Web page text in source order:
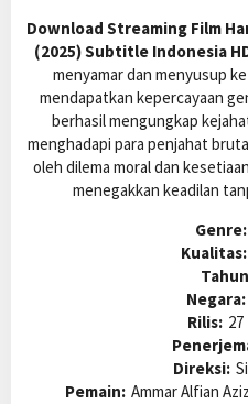
Download Streaming Film
(2025) Subtitle Indonesia
menyamar dan menyusup
mendapatkan kepercayaan
berhasil mengungkap
menghadapi para penjahat
oleh dilema moral dan
menegakkan keadilan
Genre:
Kualitas:
Negara:
Rilis: 27
Direksi:
Pemain: Ammar Alfian